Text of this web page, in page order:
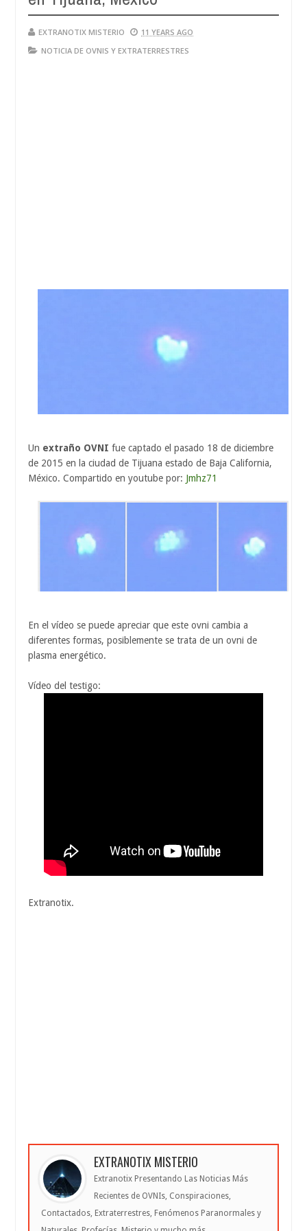
EXTRANOTIX MISTERIO
11 YEARS AGO
NOTICIA DE OVNIS Y EXTRATERRESTRES
Un extraño OVNI fue captado el pasado 18 de diciembre
de 2015 en la ciudad de Tijuana estado de Baja California,
México. Compartido en youtube por: Jmhz71
En el vídeo se puede apreciar que este ovni cambia a
diferentes formas, posiblemente se trata de un ovni de
plasma energético.
Vídeo del testigo:
Extranotix.
EXTRANOTIX MISTERIO
Extranotix Presentando Las Noticias Más
Recientes de OVNIs, Conspiraciones,
Contactados, Extraterrestres, Fenómenos Paranormales y